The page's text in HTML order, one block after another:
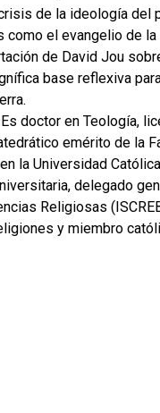
de la ideología del
el evangelio de
de David Jou
base reflexiva
doctor en Teología,
emérito de la
la Universidad
delegado
Religiosas
y miembro